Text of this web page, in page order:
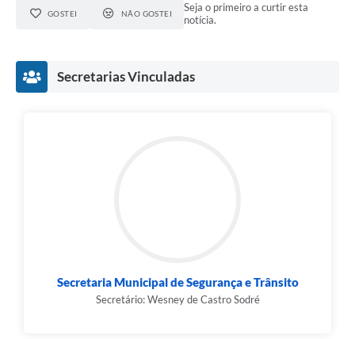
GOSTEI NÃO GOSTEI
Seja o primeiro a curtir esta
notícia.
Secretarias Vinculadas
Secretaria Municipal de Segurança e Trânsito
Secretário: Wesney de Castro Sodré